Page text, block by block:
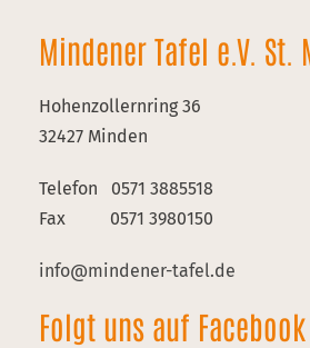
Mindener Tafel e.V. St.
Hohenzollernring 36
32427 Minden
Telefon 0571 3885518
Fax 0571 3980150
info@mindener-tafel.de
Folgt uns auf Facebook